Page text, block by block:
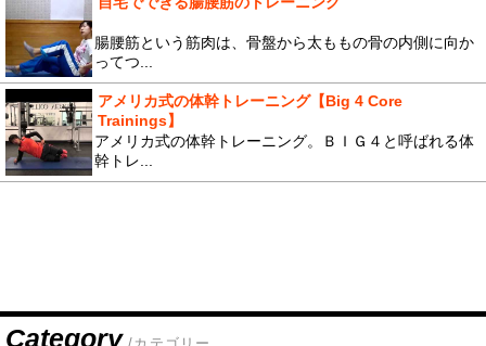
腸腰筋という筋肉は、骨盤から太ももの骨の内側に向か
ってつ...
アメリカ式の体幹トレーニング【Big 4 Core
Trainings】
アメリカ式の体幹トレーニング。ＢＩＧ４と呼ばれる体
幹トレ...
Category